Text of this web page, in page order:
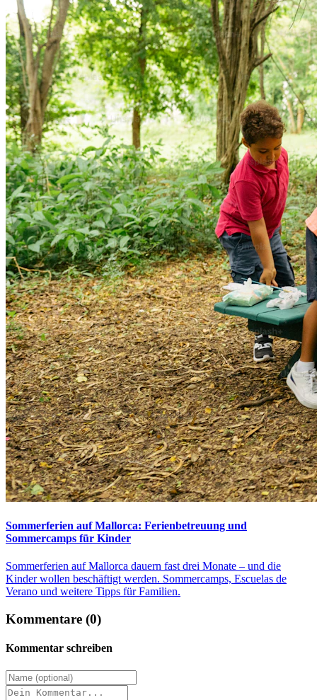
Sommerferien auf Mallorca: Ferienbetreuung und
Sommercamps für Kinder
Sommerferien auf Mallorca dauern fast drei Monate – und die
Kinder wollen beschäftigt werden. Sommercamps, Escuelas de
Verano und weitere Tipps für Familien.
Kommentare (0)
Kommentar schreiben